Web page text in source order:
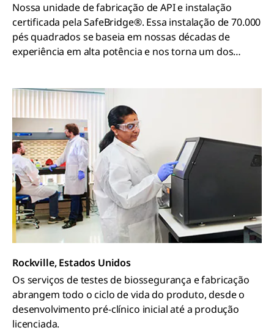
Nossa unidade de fabricação de API e instalação
certificada pela SafeBridge®. Essa instalação de 70.000
pés quadrados se baseia em nossas décadas de
experiência em alta potência e nostorna um dos
Rockville, Estados Unidos
Os serviços de testes de biossegurança e fabricação
abrangem todo o ciclo de vida do produto, desde o
desenvolvimento pré-clínico inicial até a produção
licenciada.